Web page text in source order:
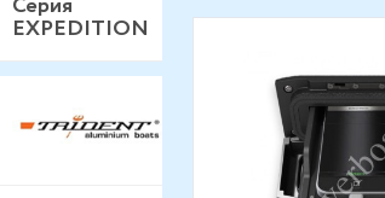
EXPEDITION